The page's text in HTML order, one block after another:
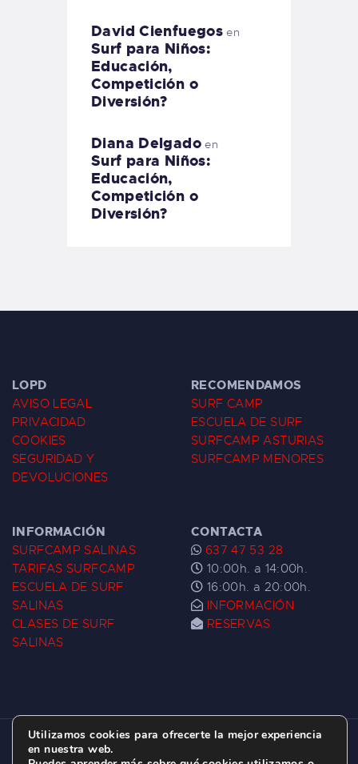
David Cienfuegos en
Surf para Niños:
Educación,
Competición o
Diversión?
Diana Delgadoen
Surf para Niños:
Educación,
Competición o
Diversión?
LOPD
AVISO LEGAL
PRIVACIDAD
COOKIES
SEGURIDAD Y
DEVOLUCIONES
RECOMENDAMOS
SURF CAMP
ESCUELA DE SURF
SURFCAMP ASTURIAS
SURFCAMP MENORES
INFORMACIÓN
SURFCAMP SALINAS
TARIFAS SURFCAMP
ESCUELA DE SURF
SALINAS
CLASES DE SURF
SALINAS
CONTACTA
637 47 53 28
10:00h. a 14:00h.
16:00h. a 20:00h.
INFORMACIÓN
RESERVAS
ESCUELA DE SURF LAS DUNAS ©
2026.
Utilizamos cookies para ofrecerte la mejor experiencia
en nuestra web.